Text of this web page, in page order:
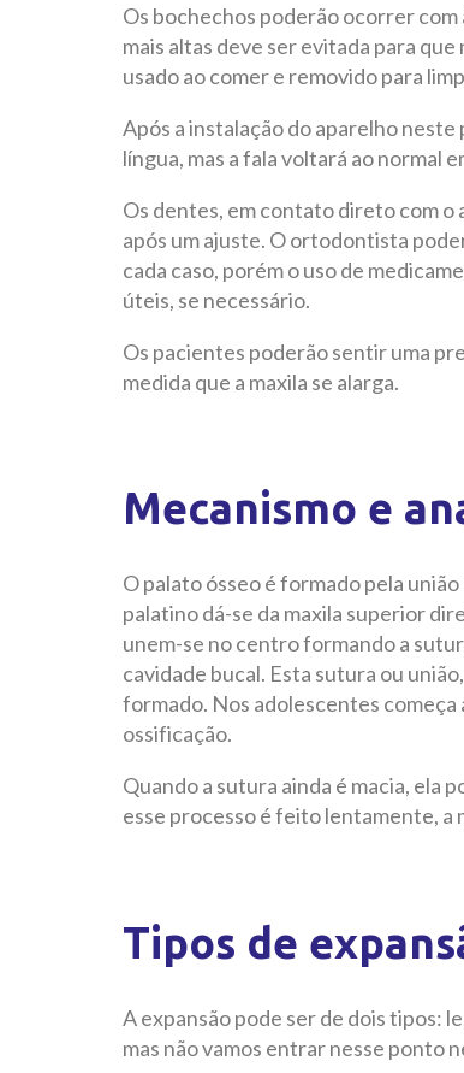
Os bochechos poderão ocorrer
mais altas deve ser evitada para
usado ao comer e removido para
Após a instalação do aparelho
língua, mas a fala voltará ao normal
Os dentes, em contato direto com o
após um ajuste. O ortodontista
cada caso, porém o uso de
úteis, se necessário.
Os pacientes poderão sentir uma
medida que a maxila se alarga.
Mecanismo e
O palato ósseo é formado pela
palatino dá-se da maxila superior
unem-se no centro formando a
cavidade bucal. Esta sutura ou
formado. Nos adolescentes começa
ossificação.
Quando a sutura ainda é macia, ela
esse processo é feito lentamente, a
Tipos de
A expansão pode ser de dois tipos:
mas não vamos entrar nesse ponto